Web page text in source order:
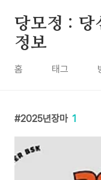
당모정 : 당
정보
홈 태그
2025년장마 1